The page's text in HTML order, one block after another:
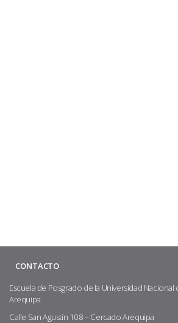
CONTACTO
Escuela de Posgrado de la Universidad Nacional
Arequipa.
Calle San Agustín 108 – Cercado Arequipa